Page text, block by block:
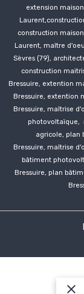
extension maison
construction
Laurent, maître
Sèvres (79),
construction
Bressuire, extention
Bressuire, extention
Bressuire, maîtrise
photovoltaïque,
agricole, plan
Bressuire, maîtrise
bâtiment
Bressuire, plan